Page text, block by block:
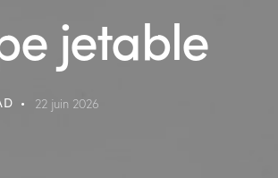
jetable
22 juin 2026